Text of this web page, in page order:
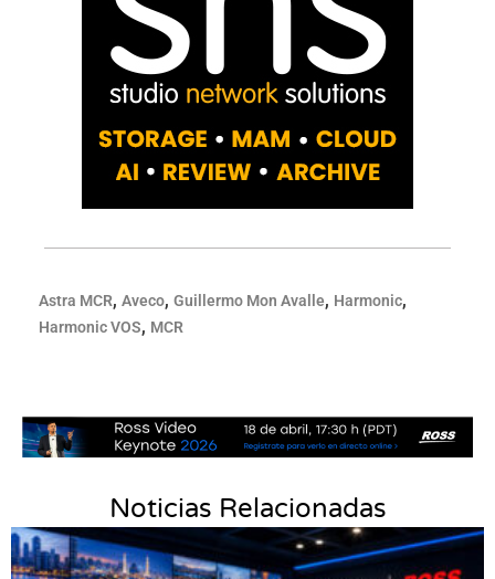
Astra MCR, Aveco, Guillermo Mon Avalle, Harmonic,
Harmonic VOS, MCR
Noticias Relacionadas